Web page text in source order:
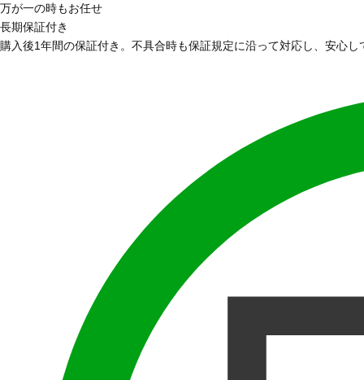
万が一の時もお任せ
長期保証付き
購入後1年間の保証付き。不具合時も保証規定に沿って対応し、安心